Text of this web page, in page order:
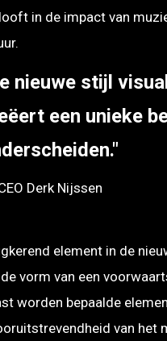
in de impact van
nieuwe stijl
een unieke
Derk Nijssen
element in de
vorm van een
worden bepaalde
van het